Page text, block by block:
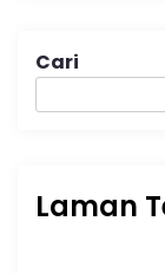
Cari
Laman